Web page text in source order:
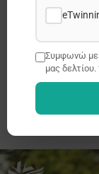
Χάρτη
Erasmus +Συμφωνώ με
μας δελτίου.